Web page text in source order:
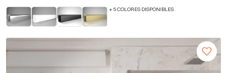
+ 5 COLORES DISPONIBLES